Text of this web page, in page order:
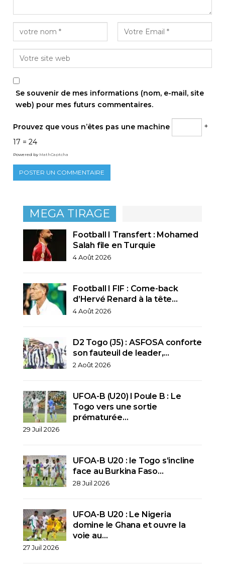
Se souvenir de mes informations (nom, e-mail, site
web) pour mes futurs commentaires.
Prouvez que vous n’êtes pas une machine
+
17 = 24
Powered by MathCaptcha
MEGA TIRAGE
Football I Transfert : Mohamed
Salah file en Turquie
4 Août 2026
Football I FIF : Come-back
d’Hervé Renard à la tête…
4 Août 2026
D2 Togo (J5) : ASFOSA conforte
son fauteuil de leader,…
2 Août 2026
UFOA-B (U20) l Poule B : Le
Togo vers une sortie
prématurée…
29 Juil 2026
UFOA-B U20 : le Togo s’incline
face au Burkina Faso…
28 Juil 2026
UFOA-B U20 : Le Nigeria
domine le Ghana et ouvre la
voie au…
27 Juil 2026